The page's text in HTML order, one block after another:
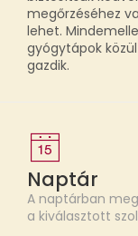
megőrzéséhez
lehet.
gyógytápok
gazdik.
Naptár
A naptárban
a kiválasztott